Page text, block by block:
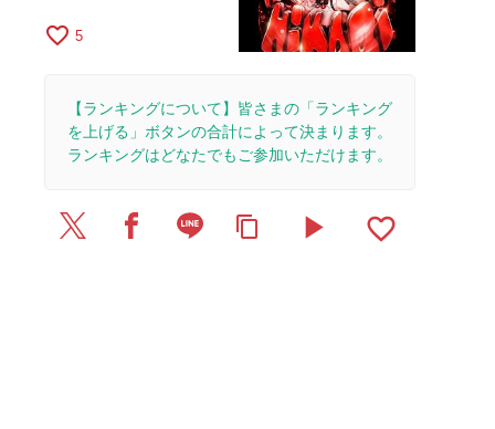
favorite_border 5
【ランキングについて】皆さまの「ランキング
を上げる」ボタンの合計によって決まります。
ランキングはどなたでもご参加いただけます。
content_copy play_arrow favorite_border